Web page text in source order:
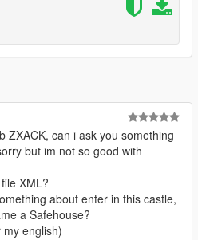
ZXACK, can i ask you something
but im not so good with
XML?
about enter in this castle,
a Safehouse?
my english)